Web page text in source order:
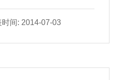
肌肉 （abdominal
间: 2014-07-03